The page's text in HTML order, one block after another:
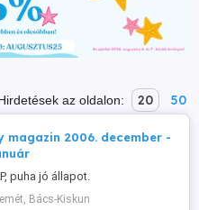
az oldalon: 20 50
magazin 2006. december -
puha jó állapot.
Bács-Kiskun